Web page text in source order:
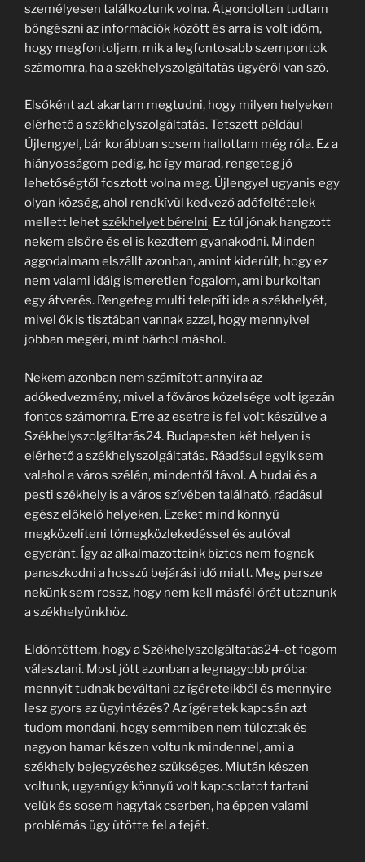
személyesen találkoztunk volna. Átgondoltan tudtam
böngészni az információk között és arra is volt időm,
hogy megfontoljam, mik a legfontosabb szempontok
számomra, ha a székhelyszolgáltatás ügyéről van szó.
Elsőként azt akartam megtudni, hogy milyen helyeken
elérhető a székhelyszolgáltatás. Tetszett például
Újlengyel, bár korábban sosem hallottam még róla. Ez a
hiányosságom pedig, ha így marad, rengeteg jó
lehetőségtől fosztott volna meg. Újlengyel ugyanis egy
olyan község, ahol rendkívül kedvező adófeltételek
mellett lehetszékhelyet bérelni. Ez túl jónak hangzott
nekem elsőre és el is kezdtem gyanakodni. Minden
aggodalmam elszállt azonban, amint kiderült, hogy ez
nem valami idáig ismeretlen fogalom, ami burkoltan
egy átverés. Rengeteg multi telepíti ide a székhelyét,
mivel ők is tisztában vannak azzal, hogy mennyivel
jobban megéri, mint bárhol máshol.
Nekem azonban nem számított annyira az
adókedvezmény, mivel a főváros közelsége volt igazán
fontos számomra. Erre az esetre is fel volt készülve a
Székhelyszolgáltatás24. Budapesten két helyen is
elérhető a székhelyszolgáltatás. Ráadásul egyik sem
valahol a város szélén, mindentől távol. A budai és a
pesti székhely is a város szívében található, ráadásul
egész előkelő helyeken. Ezeket mind könnyű
megközelíteni tömegközlekedéssel és autóval
egyaránt. Így az alkalmazottaink biztos nem fognak
panaszkodni a hosszú bejárási idő miatt. Meg persze
nekünk sem rossz, hogy nem kell másfél órát utaznunk
a székhelyünkhöz.
Eldöntöttem, hogy a Székhelyszolgáltatás24-et fogom
választani. Most jött azonban a legnagyobb próba:
mennyit tudnak beváltani az ígéreteikből és mennyire
lesz gyors az ügyintézés? Az ígéretek kapcsán azt
tudom mondani, hogy semmiben nem túloztak és
nagyon hamar készen voltunk mindennel, ami a
székhely bejegyzéshez szükséges. Miután készen
voltunk, ugyanúgy könnyű volt kapcsolatot tartani
velük és sosem hagytak cserben, ha éppen valami
problémás ügy ütötte fel a fejét.